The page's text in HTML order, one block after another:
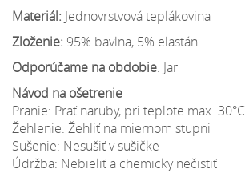
Materiál: Jednovrstvová teplákovina
Zloženie: 95% bavlna, 5% elastán
Odporúčame na obdobie: Jar
Návod na ošetrenie
Pranie: Prať naruby, pri teplote max. 30°C
Žehlenie: Žehliť na miernom stupni
Sušenie: Nesušiť v sušičke
Údržba: Nebieliť a chemicky nečistiť